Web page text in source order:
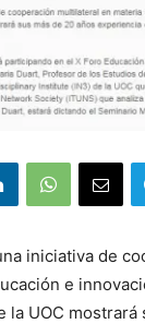
iniciativa de
e
la UOC mostrará